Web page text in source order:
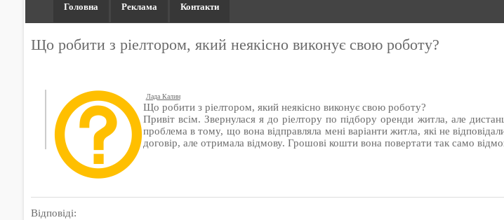
Головна Реклама Контакти
Що робити з ріелтором, який неякісно виконує свою роботу?
Лада Калин
Що робити з ріелтором, який неякісно виконує свою роботу?
Привіт всім. Звернулася я до ріелтору по підбору оренди житла, але
проблема в тому, що вона відправляла мені варіанти житла, які не
договір, але отримала відмову. Грошові кошти вона повертати так само
Відповіді: